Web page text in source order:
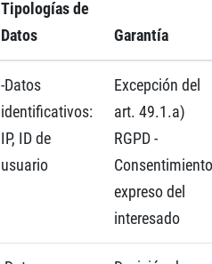
Tipologías de
Datos
Garantía
-Datos
identificativos:
IP, ID de
usuario
Excepción del
art. 49.1.a)
RGPD -
Consentimiento
expreso del
interesado